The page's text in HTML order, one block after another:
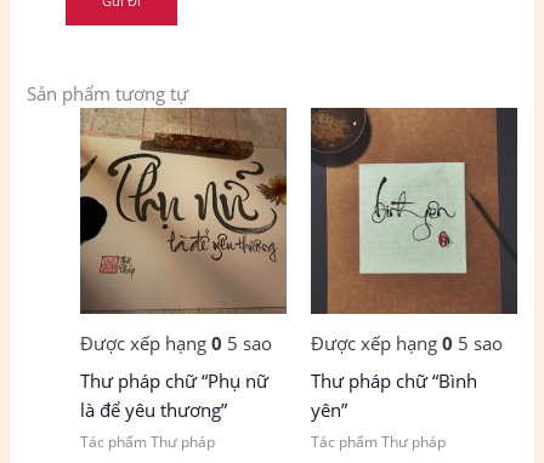
Sản phẩm tương tự
Được xếp hạng0 5 sao
Thư pháp chữ “Phụ nữ
là để yêu thương”
Tác phẩm Thư pháp
Được xếp hạng 0 5 sao
Thư pháp chữ “Bình
yên”
Tác phẩm Thư pháp